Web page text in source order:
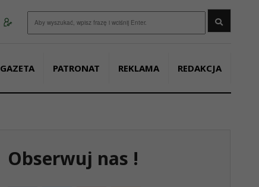
GAZETA PATRONAT REKLAMA REDAKCJA
Obserwuj nas !